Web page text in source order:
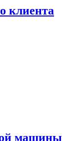
клиента
машины